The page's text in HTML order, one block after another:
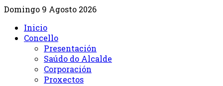
Domingo 9 Agosto 2026
Inicio
Concello
Presentación
Saúdo do Alcalde
Corporación
Proxectos